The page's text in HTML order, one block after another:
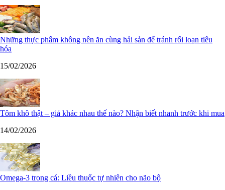
Những thực phẩm không nên ăn cùng hải sản để tránh rối loạn tiêu
hóa
15/02/2026
Tôm khô thật – giả khác nhau thế nào? Nhận biết nhanh trước khi mua
14/02/2026
Omega-3 trong cá: Liều thuốc tự nhiên cho não bộ